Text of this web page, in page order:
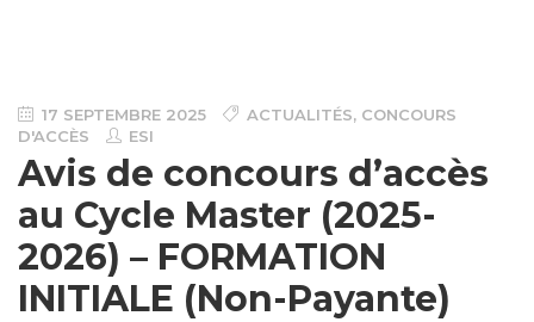
17 SEPTEMBRE 2025 ACTUALITÉS, CONCOURS
D'ACCÈS
ESI
Avis de concours d’accès
au Cycle Master (2025-
2026) – FORMATION
INITIALE (Non-Payante)